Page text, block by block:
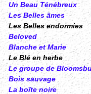
Un Beau Ténébreux
Les Belles âmes
Les Belles endormies
Beloved
Blanche et Marie
Le Blé en herbe
Le groupe de
Bois sauvage
La boîte noire